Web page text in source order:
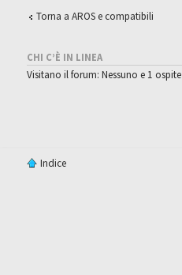
Torna a AROS e compatibili
CHI C’È IN LINEA
Visitano il forum: Nessuno e 1 ospite
Indice